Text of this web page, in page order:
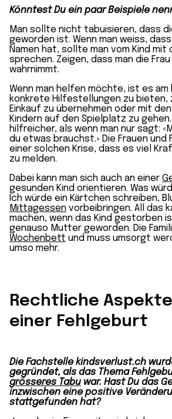
Könntest Du ein paar Beispiele
Man sollte nicht tabuisieren, dass
geworden ist. Wenn man weiss,
Namen hat, sollte man vom Kind mit
sprechen. Zeigen, dass man die
wahrnimmt.
Wenn man helfen möchte, ist es
konkrete Hilfestellungen zu bieten,
Einkauf zu übernehmen oder mit
Kindern auf den Spielplatz zu
hilfreicher, als wenn man nur sagt:
du etwas brauchst.» Die Frauen und
einer solchen Krise, dass es viel
zu melden.
Dabei kann man sich auch an einer
gesunden Kind orientieren. Was
Ich würde ein Kärtchen schreiben,
Mittagessen vorbeibringen. All das
machen, wenn das Kind gestorben
genauso Mutter geworden. Die
Wochenbett und muss umsorgt
umso mehr.
Rechtliche
einer Fehlgeburt
Die Fachstelle kindsverlust.ch
gegründet, als das Thema
grösseres Tabu war. Hast Du das
inzwischen eine positive
stattgefunden hat?